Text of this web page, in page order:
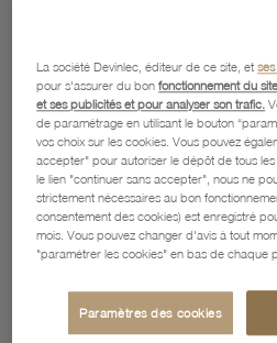
La société Devinlec, éditeur de ce site, et
pour s'assurer du bonfonctionnement du
et ses publicités et pour analyser son trafic.
de paramétrage en utilisant le bouton
vos choix sur les cookies. Vous pouvez
accepter" pour autoriser le dépôt de tous
le lien "continuer sans accepter", nous ne
strictement nécessaires au bon
consentement des cookies) est enregistré
mois. Vous pouvez changer d'avis à tout
"paramétrer les cookies" en bas de chaque
Paramètres des cookies